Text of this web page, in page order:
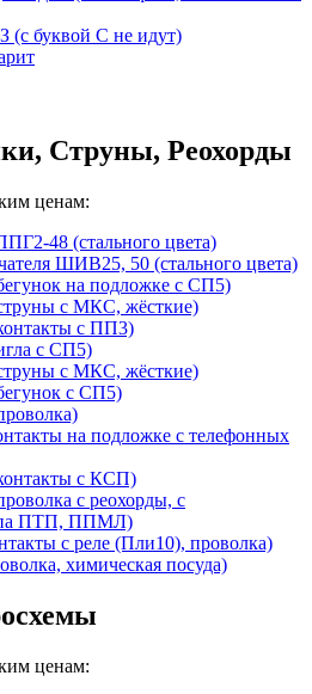
(с буквой С не идут)
Струны, Реохорды
ценам:
48 (стального цвета)
ШИВ25, 50 (стального цвета)
на подложке с СП5)
с МКС, жёсткие)
с ПП3)
с СП5)
с МКС, жёсткие)
с СП5)
на подложке с телефонных
с КСП)
с реохорды, с
ПТП, ППМЛ)
с реле (Пли10), проволка)
химическая посуда)
ценам: